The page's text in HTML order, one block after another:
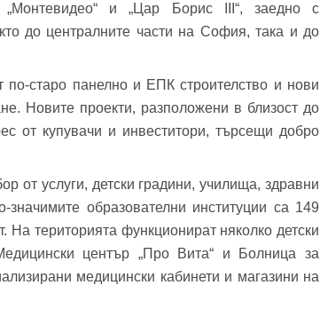
„Монтевидео“ и „Цар Борис III“, заедно с
до централните части на София, така и до
по-старо панелно и ЕПК строителство и нови
Новите проекти, разположени в близост до
от купувачи и инвеститори, търсещи добро
от услуги, детски градини, училища, здравни
образователни институции са 149
територията функционират няколко детски
център „Про Вита“ и Болница за
медицински кабинети и магазини на
до нас. Ще
бързо.